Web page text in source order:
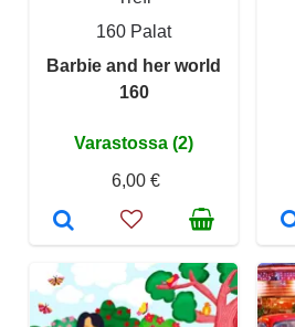
160 Palat
Barbie and her world
160
Varastossa (2)
6,00 €